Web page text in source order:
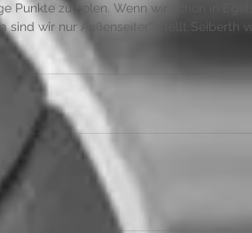
Punkte zu holen. Wenn wir schon in
sind wir nur Außenseiter“, stellt Seiberth